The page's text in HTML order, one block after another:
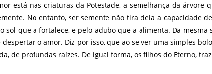
está nas criaturas da Potestade, a semelhança da
No entanto, ser semente não tira dela a capacidade
sol que a fortalece, e pelo adubo que a alimenta. Da
o amor. Diz por isso, que ao se ver uma simples
de profundas raízes. De igual forma, os filhos do Eterno,